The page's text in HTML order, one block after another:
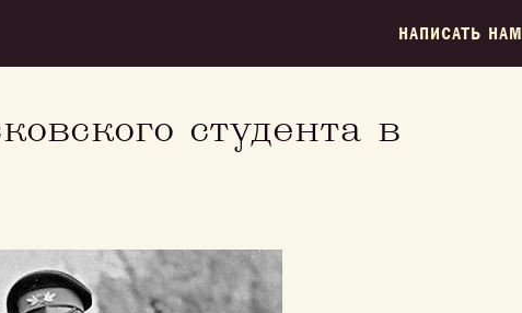
НАПИСАТЬ НАМ
студента в